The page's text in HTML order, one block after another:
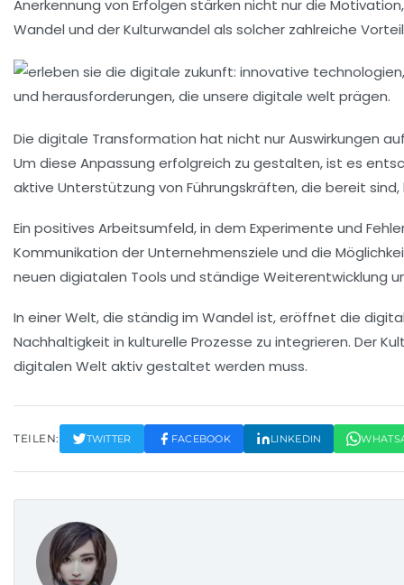
Anerkennung von Erfolgen stärken nicht nur die Motivation
Wandel und der Kulturwandel als solcher zahlreiche
Die digitale Transformation hat nicht nur Auswirkungen
Um diese Anpassung erfolgreich zu gestalten, ist es
aktive Unterstützung von Führungskräften, die bereit
Ein positives Arbeitsumfeld, in dem Experimente und
Kommunikation der Unternehmensziele und die
neuen digiatalen Tools und ständige Weiterentwicklung
In einer Welt, die ständig im Wandel ist, eröffnet die
Nachhaltigkeit in kulturelle Prozesse zu integrieren. Der
digitalen Welt aktiv gestaltet werden muss.
TEILEN: TWITTER FACEBOOK LINKEDIN